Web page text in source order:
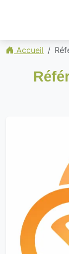
Accueil